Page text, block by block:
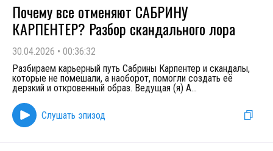
Почему все отменяют САБРИНУ
КАРПЕНТЕР? Разбор скандального лора
30.04.2026 • 00:36:32
Разбираем карьерный путь Сабрины Карпентер и скандалы,
которые не помешали, а наоборот, помогли создать её
дерзкий и откровенный образ. Ведущая (я) А...
Слушать эпизод